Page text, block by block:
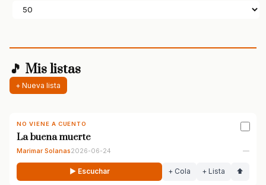
🎵 Mis listas
+ Nueva lista
NO VIENE A CUENTO
La buena muerte
Marimar Solanas2026-06-24 —
▶ Escuchar + Cola + Lista ⬆